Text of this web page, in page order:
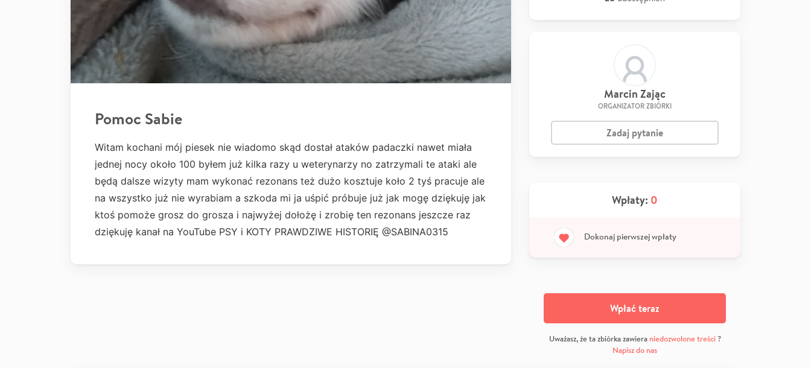
Pomoc Sabie
Witam kochani mój piesek nie wiadomo skąd dostał ataków padaczki nawet miała
jednej nocy około 100 byłem już kilka razy u weterynarzy no zatrzymali te ataki ale
będą dalsze wizyty mam wykonać rezonans też dużo kosztuje koło 2 tyś pracuje ale
na wszystko już nie wyrabiam a szkoda mi ja uśpić próbuje już jak mogę dziękuję jak
ktoś pomoże grosz do grosza i najwyżej dołożę i zrobię ten rezonans jeszcze raz
dziękuję kanał na YouTube PSY i KOTY PRAWDZIWE HISTORIĘ @SABINA0315
Marcin Zając
ORGANIZATOR ZBIÓRKI
Zadaj pytanie
Wpłaty: 0
Dokonaj pierwszej wpłaty
Wpłać teraz
Uważasz, że ta zbiórka zawiera niedozwolone treści?
Napisz do nas